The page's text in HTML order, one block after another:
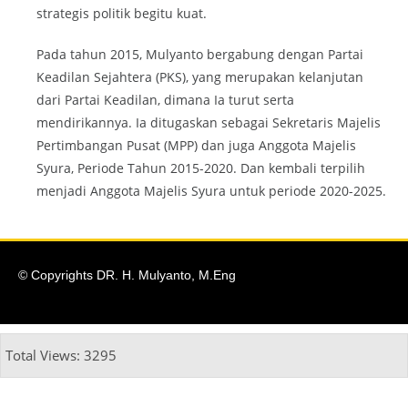
strategis politik begitu kuat.
Pada tahun 2015, Mulyanto bergabung dengan Partai
Keadilan Sejahtera (PKS), yang merupakan kelanjutan
dari Partai Keadilan, dimana Ia turut serta
mendirikannya. Ia ditugaskan sebagai Sekretaris Majelis
Pertimbangan Pusat (MPP) dan juga Anggota Majelis
Syura, Periode Tahun 2015-2020. Dan kembali terpilih
menjadi Anggota Majelis Syura untuk periode 2020-2025.
© Copyrights DR. H. Mulyanto, M.Eng
Total Views: 3295